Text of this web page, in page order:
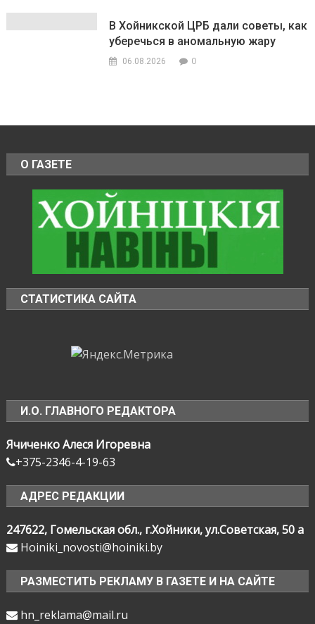
В Хойникской ЦРБ дали советы, как
уберечься в аномальную жару
06.08.2026 0
О ГАЗЕТЕ
СТАТИСТИКА САЙТА
И.О. ГЛАВНОГО РЕДАКТОРА
Ячиченко Алеся Игоревна
+375-2346-4-19-63
АДРЕС РЕДАКЦИИ
247622, Гомельская обл., г.Хойники, ул.Советская, 50 а
Hoiniki_novosti@hoiniki.by
РАЗМЕСТИТЬ РЕКЛАМУ В ГАЗЕТЕ И НА САЙТЕ
hn_reklama@mail.ru